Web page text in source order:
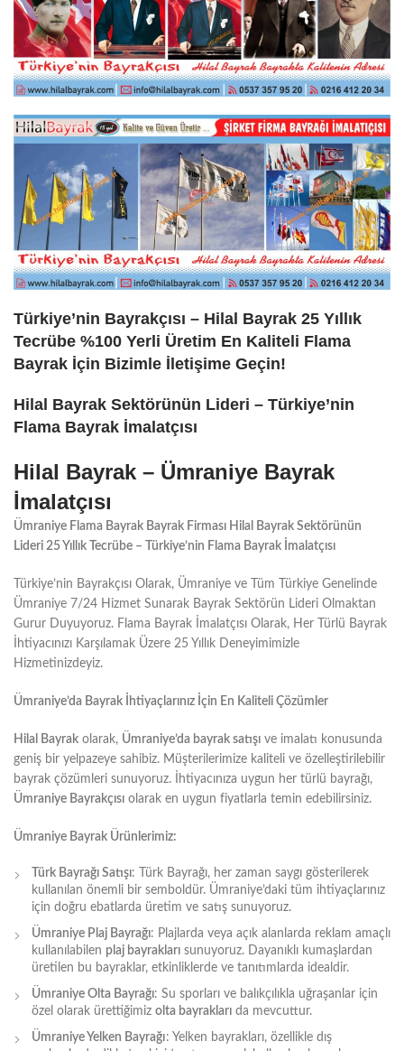
Türkiye’nin Bayrakçısı – Hilal Bayrak 25 Yıllık
Tecrübe %100 Yerli Üretim En Kaliteli Flama
Bayrak İçin Bizimle İletişime Geçin!
Hilal Bayrak Sektörünün Lideri – Türkiye’nin
Flama Bayrak İmalatçısı
Hilal Bayrak – Ümraniye Bayrak
İmalatçısı
Ümraniye Flama Bayrak Bayrak Firması Hilal Bayrak Sektörünün
Lideri 25 Yıllık Tecrübe – Türkiye’nin Flama Bayrak İmalatçısı
Türkiye’nin Bayrakçısı Olarak, Ümraniye ve Tüm Türkiye Genelinde
Ümraniye 7/24 Hizmet Sunarak Bayrak Sektörün Lideri Olmaktan
Gurur Duyuyoruz. Flama Bayrak İmalatçısı Olarak, Her Türlü Bayrak
İhtiyacınızı Karşılamak Üzere 25 Yıllık Deneyimimizle
Hizmetinizdeyiz.
Ümraniye’da Bayrak İhtiyaçlarınız İçin En Kaliteli Çözümler
Hilal Bayrak olarak, Ümraniye’da bayrak satışı ve imalatı konusunda
geniş bir yelpazeye sahibiz. Müşterilerimize kaliteli ve özelleştirilebilir
bayrak çözümleri sunuyoruz. İhtiyacınıza uygun her türlü bayrağı,
Ümraniye Bayrakçısı olarak en uygun fiyatlarla temin edebilirsiniz.
Ümraniye Bayrak Ürünlerimiz:
Türk Bayrağı Satışı: Türk Bayrağı, her zaman saygı gösterilerek
kullanılan önemli bir semboldür. Ümraniye’daki tüm ihtiyaçlarınız
için doğru ebatlarda üretim ve satış sunuyoruz.
Ümraniye Plaj Bayrağı: Plajlarda veya açık alanlarda reklam amaçlı
kullanılabilen plaj bayrakları sunuyoruz. Dayanıklı kumaşlardan
üretilen bu bayraklar, etkinliklerde ve tanıtımlarda idealdir.
Ümraniye Olta Bayrağı: Su sporları ve balıkçılıkla uğraşanlar için
özel olarak ürettiğimiz olta bayrakları da mevcuttur.
Ümraniye Yelken Bayrağı: Yelken bayrakları, özellikle dış